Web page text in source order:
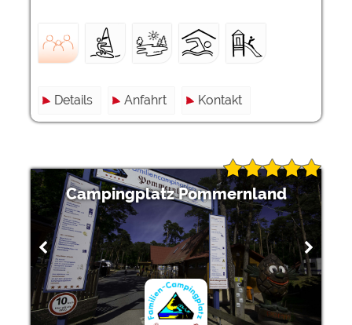
Details Anfahrt Kontakt
Campingplatz Pommernland